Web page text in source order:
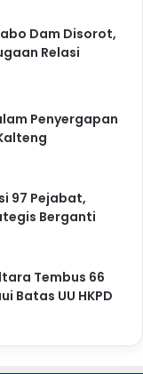
Dam Disorot,
Relasi
Penyergapan
97 Pejabat,
Berganti
Tembus 66
Batas UU HKPD